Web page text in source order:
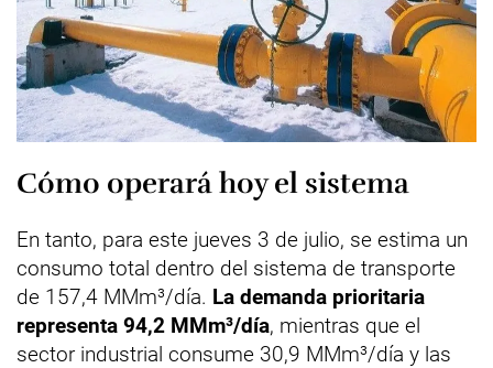
Cómo operará hoy el sistema
En tanto, para este jueves 3 de julio, se estima un
consumo total dentro del sistema de transporte
de 157,4 MMm³/día. La demanda prioritaria
representa 94,2 MMm³/día, mientras que el
sector industrial consume 30,9 MMm³/día y las